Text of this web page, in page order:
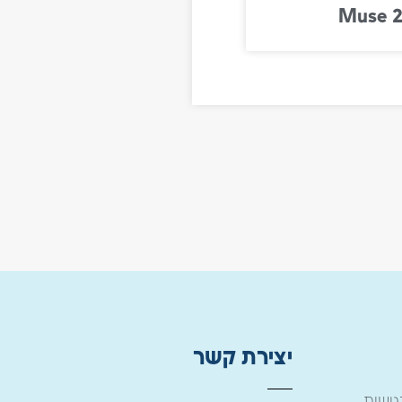
Muse
יצירת קשר